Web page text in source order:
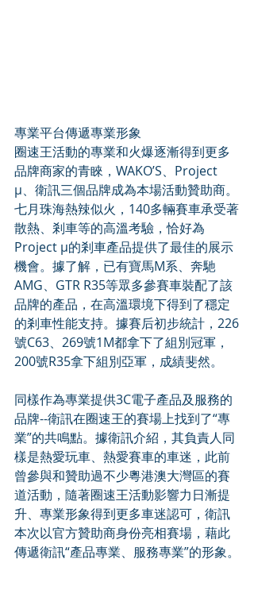
專業平台傳遞專業形象
圈速王活動的專業和火爆逐漸得到更多
品牌商家的青睞，WAKO’S、Project
μ、衛訊三個品牌成為本場活動贊助商。
七月珠海熱辣似火，140多輛賽車承受著
散熱、剎車等的高溫考驗，恰好為
Project μ的剎車產品提供了最佳的展示
機會。據了解，已有寶馬M系、奔馳
AMG、GTR R35等眾多參賽車裝配了該
品牌的產品，在高溫環境下得到了穩定
的剎車性能支持。據賽后初步統計，226
號C63、269號1M都拿下了組別冠軍，
200號R35拿下組別亞軍，成績斐然。
同樣作為專業提供3C電子產品及服務的
品牌--衛訊在圈速王的賽場上找到了“專
業”的共鳴點。據衛訊介紹，其負責人同
樣是熱愛玩車、熱愛賽車的車迷，此前
曾參與和贊助過不少粵港澳大灣區的賽
道活動，隨著圈速王活動影響力日漸提
升、專業形象得到更多車迷認可，衛訊
本次以官方贊助商身份亮相賽場，藉此
傳遞衛訊“產品專業、服務專業”的形象。